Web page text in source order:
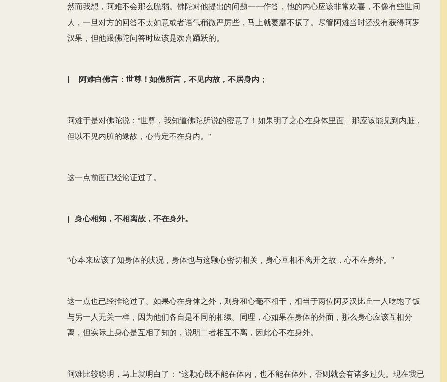
然而我想，阿难不会那么脆弱。佛陀对他提出的问题一一作答，他的内心应该非常欢喜，不像有些世间
人，一旦对方的回答不太如意或者语气稍微严厉些，马上就萎靡不振了。尽管阿难当时还没有获得阿罗
汉果，但他跟佛陀问答时应该是欢喜踊跃的。
| 阿难白佛言：世尊！如佛所言，不见内故，不居身内；
阿难于是对佛陀说：“世尊，我知道佛陀所说的密意了！如果明了之心在身体里面，那应该能见到内脏，
但以不见内脏的缘故，心肯定不在身内。”
这一点前面已经论证过了。
| 身心相知，不相离故，不在身外。
“心本来应该了知身体的状况，身体也与这颗心密切相关，身心互相不离开之故，心不在身外。”
这一点也已经推论过了。如果心在身体之外，则身和心毫不相干，相当于两位阿罗汉比丘一人吃饱了饭
与另一人无关一样，因为他们各自是不同的相续。同理，心如果在身体的外面，那么身心应该互相分
离，但实际上身心是互相了知的，说明二者相互不离，因此心不在身外。
阿难比较聪明，马上就明白了： “这颗心既不能在体内，也不能在体外，否则就会有诸多过失。现在我已